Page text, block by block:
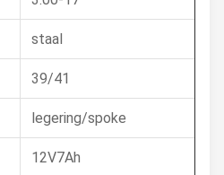
staal
39/41
legering/spoke
12V7Ah